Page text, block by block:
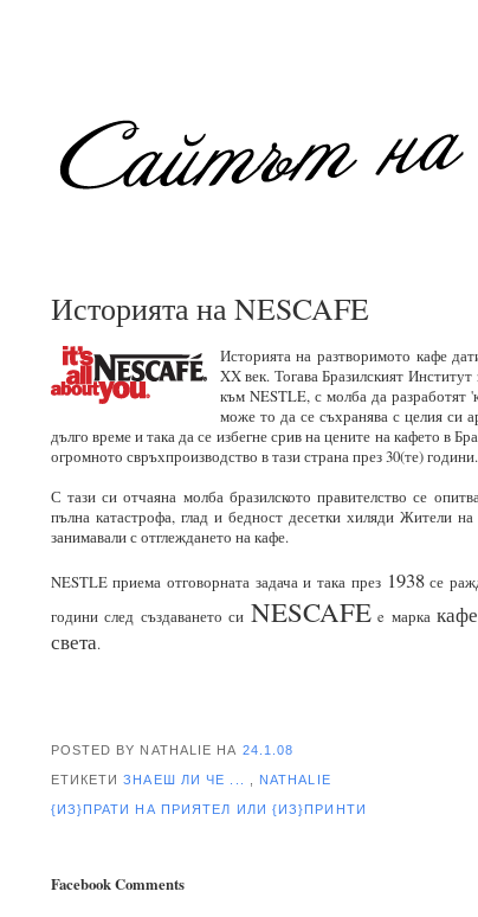
Историята на NESCAFE
Историята на разтворимото кафе
XX век. Тогава Бразилският
към NESTLE, с молба да разработят
може то да се съхранява с целия си
дълго време и така да се избегне срив на цените на кафето в
огромното свръхпроизводство в тази страна през 30(те) години.
С тази си отчаяна молба бразилското правителство се
пълна катастрофа, глад и бедност десетки хиляди Жители на
занимавали с отглеждането на кафе.
NESTLE приема отговорната задача и така през 1938се
години след създаването си NESCAFEe марка
света.
POSTED BY NATHALIE НА 24.1.08
ЕТИКЕТИЗНАЕШ ЛИ ЧЕ ... , NATHALIE
{ИЗ}ПРАТИ НА ПРИЯТЕЛ ИЛИ {ИЗ}ПРИНТИ
Facebook Comments